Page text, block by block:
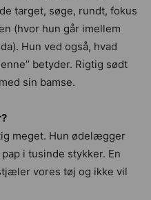
target, søge, rundt, fokus
(hvor hun går imellem
Hun ved også, hvad
betyder. Rigtig sødt
sin bamse.
meget. Hun ødelægger
i tusinde stykker. En
vores tøj og ikke vil